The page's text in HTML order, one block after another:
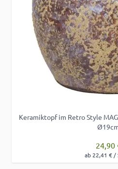
Keramiktopf im Retro Style
24,90
ab 22,41 € /